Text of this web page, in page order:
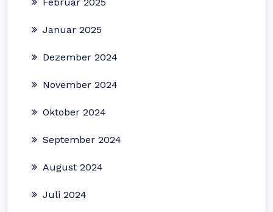
Januar 2025
Dezember 2024
November 2024
Oktober 2024
September 2024
August 2024
Juli 2024